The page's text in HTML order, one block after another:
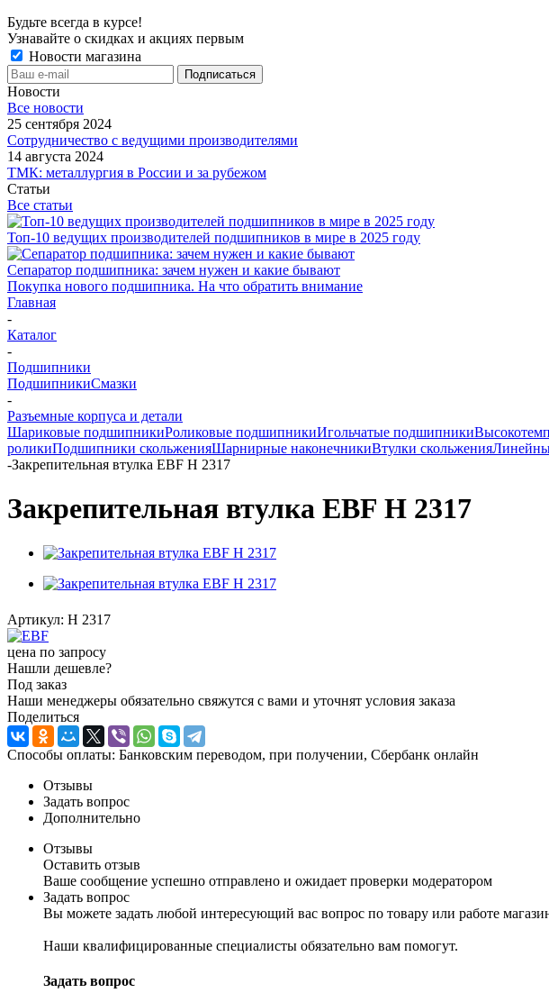
Будьте всегда в курсе!
Узнавайте о скидках и акциях первым
Новости магазина
Новости
Все новости
25 сентября 2024
Сотрудничество с ведущими производителями
14 августа 2024
ТМК: металлургия в России и за рубежом
Статьи
Все статьи
Топ-10 ведущих производителей подшипников в мире в 2025 году
Сепаратор подшипника: зачем нужен и какие бывают
Покупка нового подшипника. На что обратить внимание
Главная
-
Каталог
-
Подшипники
ПодшипникиСмазки
-
Разъемные корпуса и детали
Шариковые подшипникиРоликовые подшипникиИгольчатые подшипники
роликиПодшипники скольженияШарнирные наконечникиВтулки скольжения
-Закрепительная втулка EBF H 2317
Закрепительная втулка EBF H 2317
Артикул: H 2317
цена по запросу
Нашли дешевле?
Под заказ
Наши менеджеры обязательно свяжутся с вами и уточнят условия заказа
Поделиться
Способы оплаты: Банковским переводом, при получении, Сбербанк онлайн
Отзывы
Задать вопрос
Дополнительно
Отзывы
Оставить отзыв
Ваше сообщение успешно отправлено и ожидает проверки модератором
Задать вопрос
Вы можете задать любой интересующий вас вопрос по товару или работе
Наши квалифицированные специалисты обязательно вам помогут.
Задать вопрос